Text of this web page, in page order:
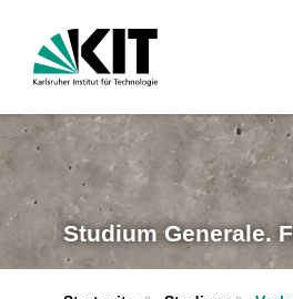
Studium Generale.